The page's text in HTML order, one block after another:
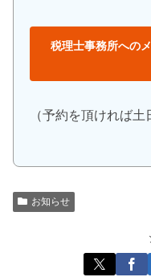
税理士事務所への
（予約を頂ければ土
お知らせ